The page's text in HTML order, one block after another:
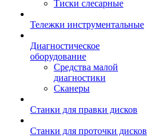
Тиски слесарные
Тележки инструментальные
Диагностическое
оборудование
Средства малой
диагностики
Сканеры
Станки для правки дисков
Станки для проточки дисков